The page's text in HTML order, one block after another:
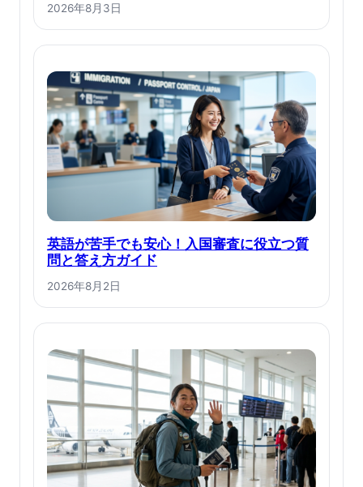
2026年8月3日
英語が苦手でも安心！入国審査に役立つ質
問と答え方ガイド
2026年8月2日